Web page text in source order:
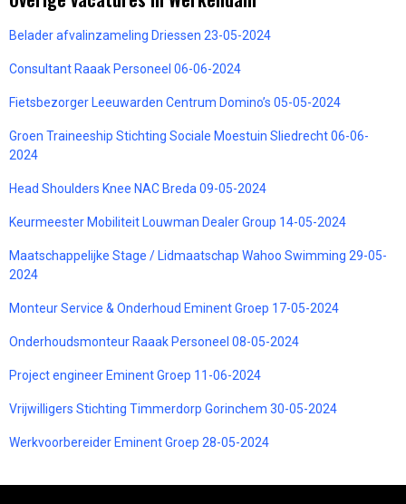
Belader afvalinzameling Driessen 23-05-2024
Consultant Raaak Personeel 06-06-2024
Fietsbezorger Leeuwarden Centrum Domino’s 05-05-2024
Groen Traineeship Stichting Sociale Moestuin Sliedrecht 06-06-
2024
Head Shoulders Knee NAC Breda 09-05-2024
Keurmeester Mobiliteit Louwman Dealer Group 14-05-2024
Maatschappelijke Stage / Lidmaatschap Wahoo Swimming 29-05-
2024
Monteur Service & Onderhoud Eminent Groep 17-05-2024
Onderhoudsmonteur Raaak Personeel 08-05-2024
Project engineer Eminent Groep 11-06-2024
Vrijwilligers Stichting Timmerdorp Gorinchem 30-05-2024
Werkvoorbereider Eminent Groep 28-05-2024